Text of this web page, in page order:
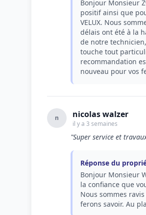
Bonjour Monsieur
positif ainsi que
VELUX. Nous
délais ont été à la
de notre
touche tout
recommandation
nouveau pour vos
n nicolas walzer
il y a 3 semaines
"Super service et
Réponse du
Bonjour Monsieur
la confiance que
Nous sommes
ferons savoir. Au